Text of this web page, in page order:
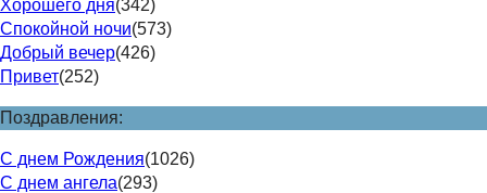
Хорошего дня(342)
Спокойной ночи(573)
Добрый вечер(426)
Привет(252)
Поздравления:
С днем Рождения(1026)
С днем ангела(293)